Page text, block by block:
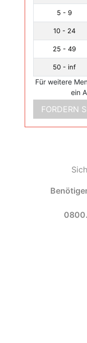
5 - 9
10 - 24
25 - 49
50 - inf
Für weitere
ein
FORDERN